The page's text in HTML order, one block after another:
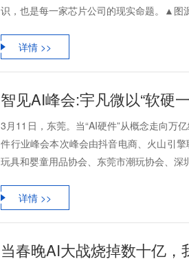
识，也是每一家芯片公司的现实命题。▲图
详情 >>
智见AI峰会:宇凡微以“软硬
3月11日，东莞。当“AI硬件”从概念走向万
件行业峰会本次峰会由抖音电商、火山引
玩具和婴童用品协会、东莞市潮玩协会、
详情 >>
当春晚AI大战烧掉数十亿